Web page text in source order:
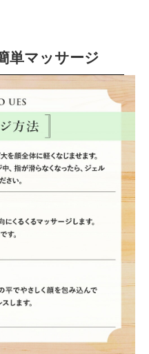
単マッサージ